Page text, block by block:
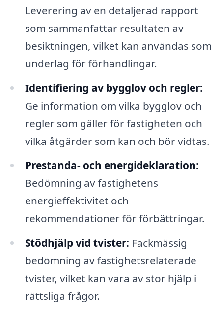
Leverering av en detaljerad rapport
som sammanfattar resultaten av
besiktningen, vilket kan användas som
underlag för förhandlingar.
Identifiering av bygglov och regler:
Ge information om vilka bygglov och
regler som gäller för fastigheten och
vilka åtgärder som kan och bör vidtas.
Prestanda- och energideklaration:
Bedömning av fastighetens
energieffektivitet och
rekommendationer för förbättringar.
Stödhjälp vid tvister: Fackmässig
bedömning av fastighetsrelaterade
tvister, vilket kan vara av stor hjälp i
rättsliga frågor.